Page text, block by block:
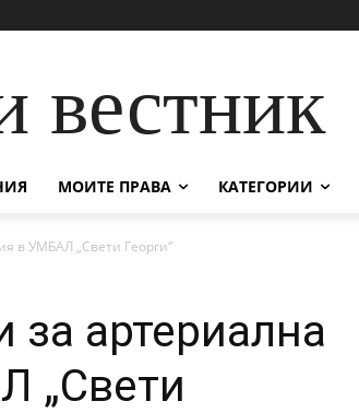
вестник
МОИТЕ ПРАВА КАТЕГОРИИ
в УМБАЛ „Свети Георги“
за артериална
„Свети